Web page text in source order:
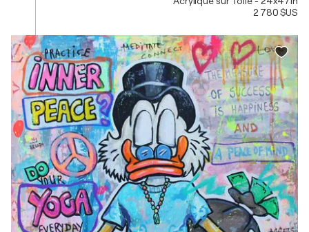
2 780 $US